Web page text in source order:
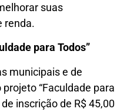
suas
renda.
para Todos”
municipais e de
“Faculdade para
inscrição de R$ 45,00